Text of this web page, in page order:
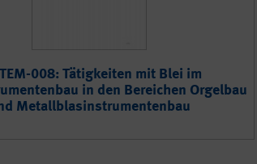
008: Tätigkeiten mit Blei im
in den Bereichen Orgelbau
Metallblasinstrumentenbau